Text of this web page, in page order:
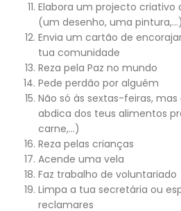
Elabora um projecto criativo
(um desenho, uma pintura,…)
Envia um cartão de
tua comunidade
Reza pela Paz no mundo
Pede perdão por alguém
Não só às sextas-feiras,
abdica dos teus alimentos
carne,…)
Reza pelas crianças
Acende uma vela
Faz trabalho de voluntariado
Limpa a tua secretária ou
reclamares